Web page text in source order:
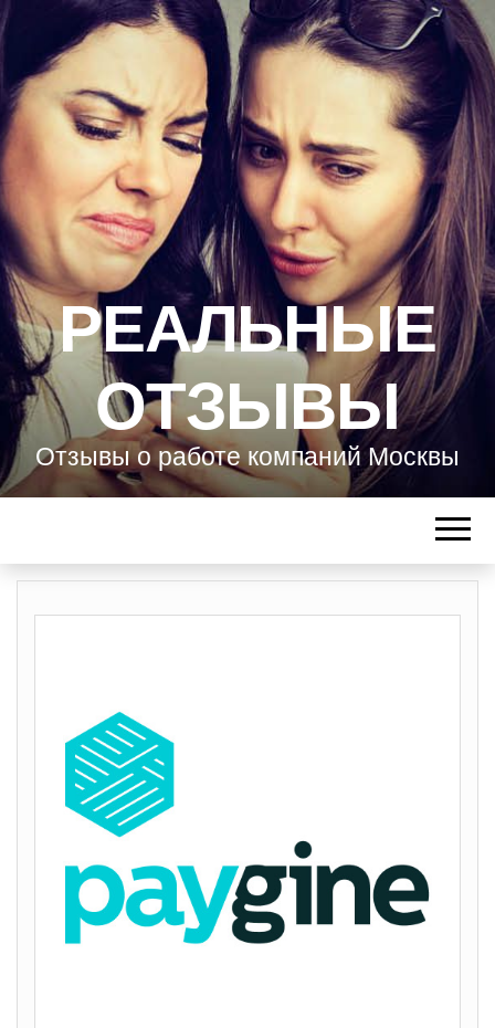
РЕАЛЬНЫЕ
ОТЗЫВЫ
Отзывы о работе компаний Москвы